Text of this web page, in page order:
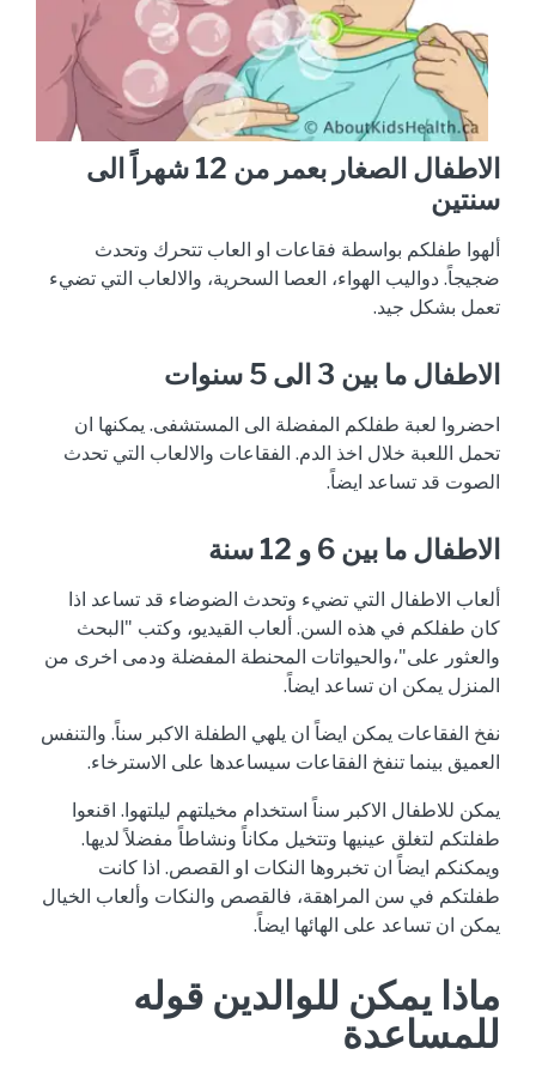
الاطفال الصغار بعمر من 12 شهراً الى
سنتين
ألهوا طفلكم بواسطة فقاعات او العاب تتحرك وتحدث
ضجيجاً. دواليب الهواء، العصا السحرية، والالعاب التي تضيء
تعمل بشكل جيد.
الاطفال ما بين 3 الى 5 سنوات
احضروا لعبة طفلكم المفضلة الى المستشفى. يمكنها ان
تحمل اللعبة خلال اخذ الدم. الفقاعات والالعاب التي تحدث
الصوت قد تساعد ايضاً.
الاطفال ما بين 6 و 12 سنة
ألعاب الاطفال التي تضيء وتحدث الضوضاء قد تساعد اذا
كان طفلكم في هذه السن. ألعاب القيديو، وكتب "البحث
والعثور على"،والحيواتات المحنطة المفضلة ودمى اخرى من
المنزل يمكن ان تساعد ايضاً.
نفخ الفقاعات يمكن ايضاً ان يلهي الطفلة الاكبر سناً. والتنفس
العميق بينما تنفخ الفقاعات سيساعدها على الاسترخاء.
يمكن للاطفال الاكبر سناً استخدام مخيلتهم ليلتهوا. اقنعوا
طفلتكم لتغلق عينيها وتتخيل مكاناً ونشاطاً مفضلاً لديها.
ويمكنكم ايضاً ان تخبروها النكات او القصص. اذا كانت
طفلتكم في سن المراهقة، فالقصص والنكات وألعاب الخيال
يمكن ان تساعد على الهائها ايضاً.
ماذا يمكن للوالدين قوله
للمساعدة